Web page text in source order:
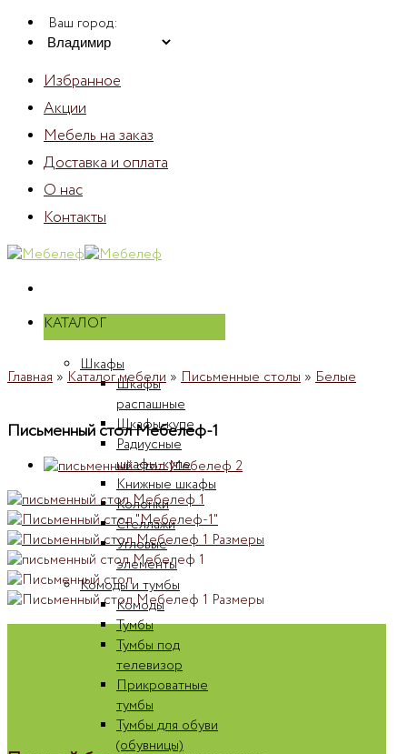
Skip
Ваш город:
Избранное
Акции
Мебель на заказ
Доставка и оплата
О нас
Контакты
КАТАЛОГ
Шкафы
Шкафы
распашные
Шкафы-купе
Радиусные
шкафы-купе
Книжные шкафы
Колонки
Стеллажи
Угловые
элементы
Комоды и тумбы
Комоды
Тумбы
Тумбы под
телевизор
Прикроватные
тумбы
Тумбы для обуви
(обувницы)
Главная » Каталог мебели » Письменные столы » Белые
Письменный стол Мебелеф-1